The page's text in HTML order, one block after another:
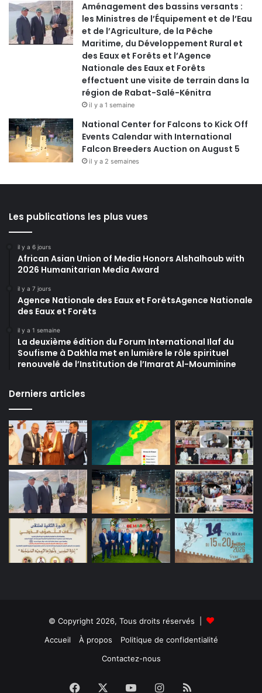
Aménagement des bassins versants :
les Ministres de l’Équipement et de l’Eau
et de l’Agriculture, de la Pêche
Maritime, du Développement Rural et
des Eaux et Forêts et l’Agence
Nationale des Eaux et Forêts
effectuent une visite de terrain dans la
région de Rabat-Salé-Kénitra
il y a 1 semaine
National Center for Falcons to Kick Off
Events Calendar with International
Falcon Breeders Auction on August 5
il y a 2 semaines
Les publications les plus vues
il y a 6 jours
African Asian Union of Media Honors Alshalhoub with
2026 Humanitarian Media Award
il y a 7 jours
Agence Nationale des Eaux et ForêtsAgence Nationale
des Eaux et Forêts
il y a 1 semaine
La deuxième édition du Forum International Ilaf du
Soufisme à Dakhla met en lumière le rôle spirituel
renouvelé de l’Institution de l’Imarat Al-Mouminine
Derniers articles
© Copyright 2026, Tous droits réservés |
Accueil
À propos
Politique de confidentialité
Contactez-nous
Facebook YouTubeInstagram